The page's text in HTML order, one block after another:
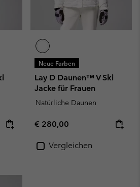
Neue Farben
Lay D Daunen™ V Ski
Jacke für Frauen
Natürliche Daunen
Regular price:
€ 280,00
Vergleichen